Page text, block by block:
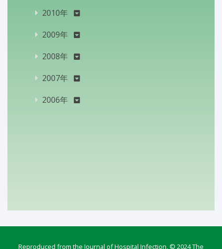
2010年
2009年
2008年
2007年
2006年
Reproduced from the Journal of Hospital Infection, © 2024 The